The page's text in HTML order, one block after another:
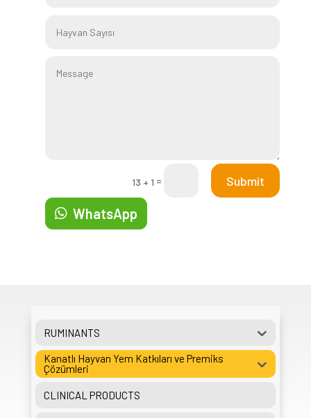
13 + 1 = Submit
WhatsApp
RUMINANTS
Kanatlı Hayvan Yem Katkıları ve Premiks
Çözümleri
CLINICAL PRODUCTS